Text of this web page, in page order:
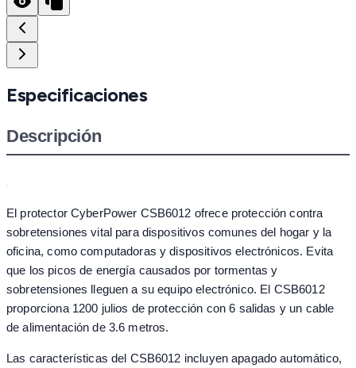
Especificaciones
Descripción
El protector CyberPower CSB6012 ofrece protección contra
sobretensiones vital para dispositivos comunes del hogar y la
oficina, como computadoras y dispositivos electrónicos. Evita
que los picos de energía causados por tormentas y
sobretensiones lleguen a su equipo electrónico. El CSB6012
proporciona 1200 julios de protección con 6 salidas y un cable
de alimentación de 3.6 metros.
Las características del CSB6012 incluyen apagado automático,